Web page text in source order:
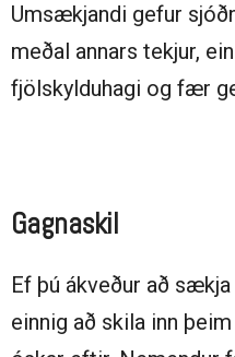
Umsækjandi gefur
meðal annars tekjur,
fjölskylduhagi og fær
Gagnaskil
Ef þú ákveður að
einnig að skila inn